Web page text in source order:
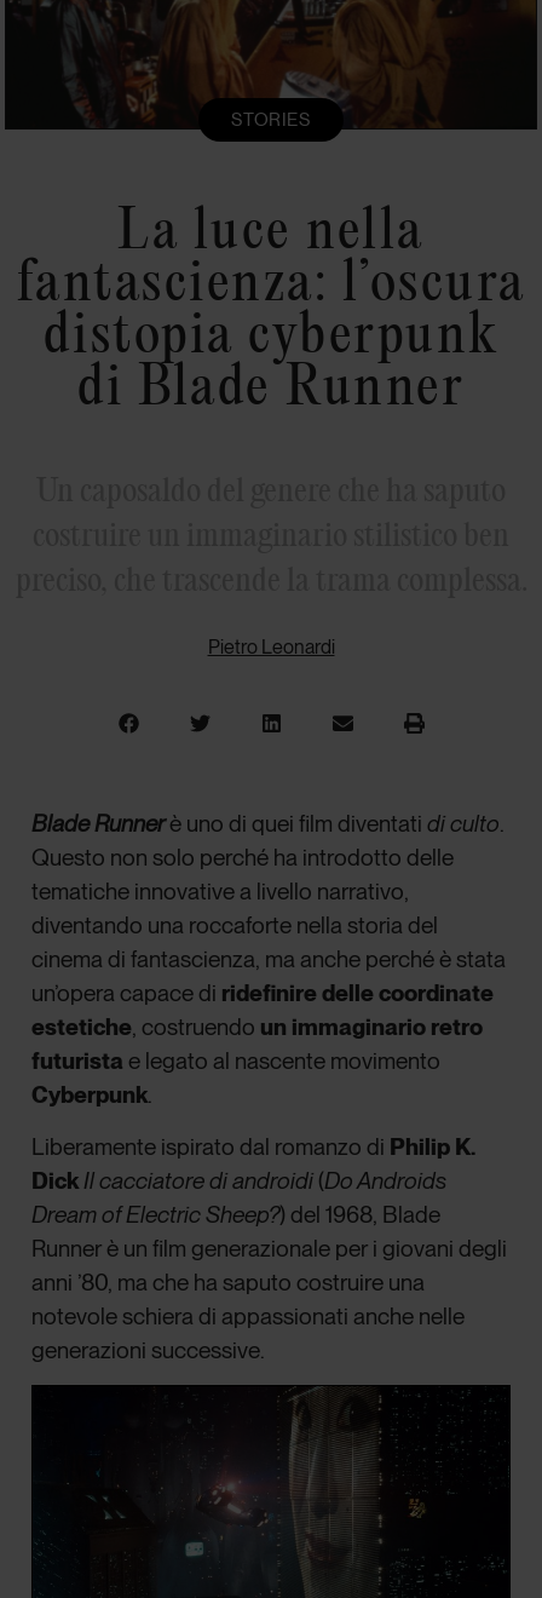
STORIES
La luce nella
fantascienza: l’oscura
distopia cyberpunk
di Blade Runner
Pietro Leonardi
Blade Runnerè uno di quei film diventati di culto.
Questo non solo perché ha introdotto delle
tematiche innovative a livello narrativo,
diventando una roccaforte nella storia del
cinema di fantascienza, ma anche perché è stata
un’opera capace di ridefinire delle coordinate
estetiche, costruendo un immaginario retro
futurista e legato al nascente movimento
Cyberpunk.
Liberamente ispirato dal romanzo di Philip K.
DickIl cacciatore di androidi (Do Androids
Dream of Electric Sheep?) del 1968, Blade
Runner è un film generazionale per i giovani degli
anni ’80, ma che ha saputo costruire una
notevole schiera di appassionati anche nelle
generazioni successive.